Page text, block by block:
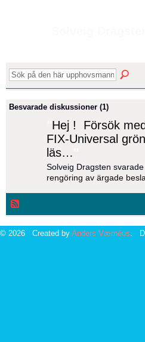
Besvarade diskussioner (1)
Hej ! Försök
FIX-Universal
läs…
Solveig Dragsten
rengöring av ärgade
© 2026 Created by Anders Værnéus .